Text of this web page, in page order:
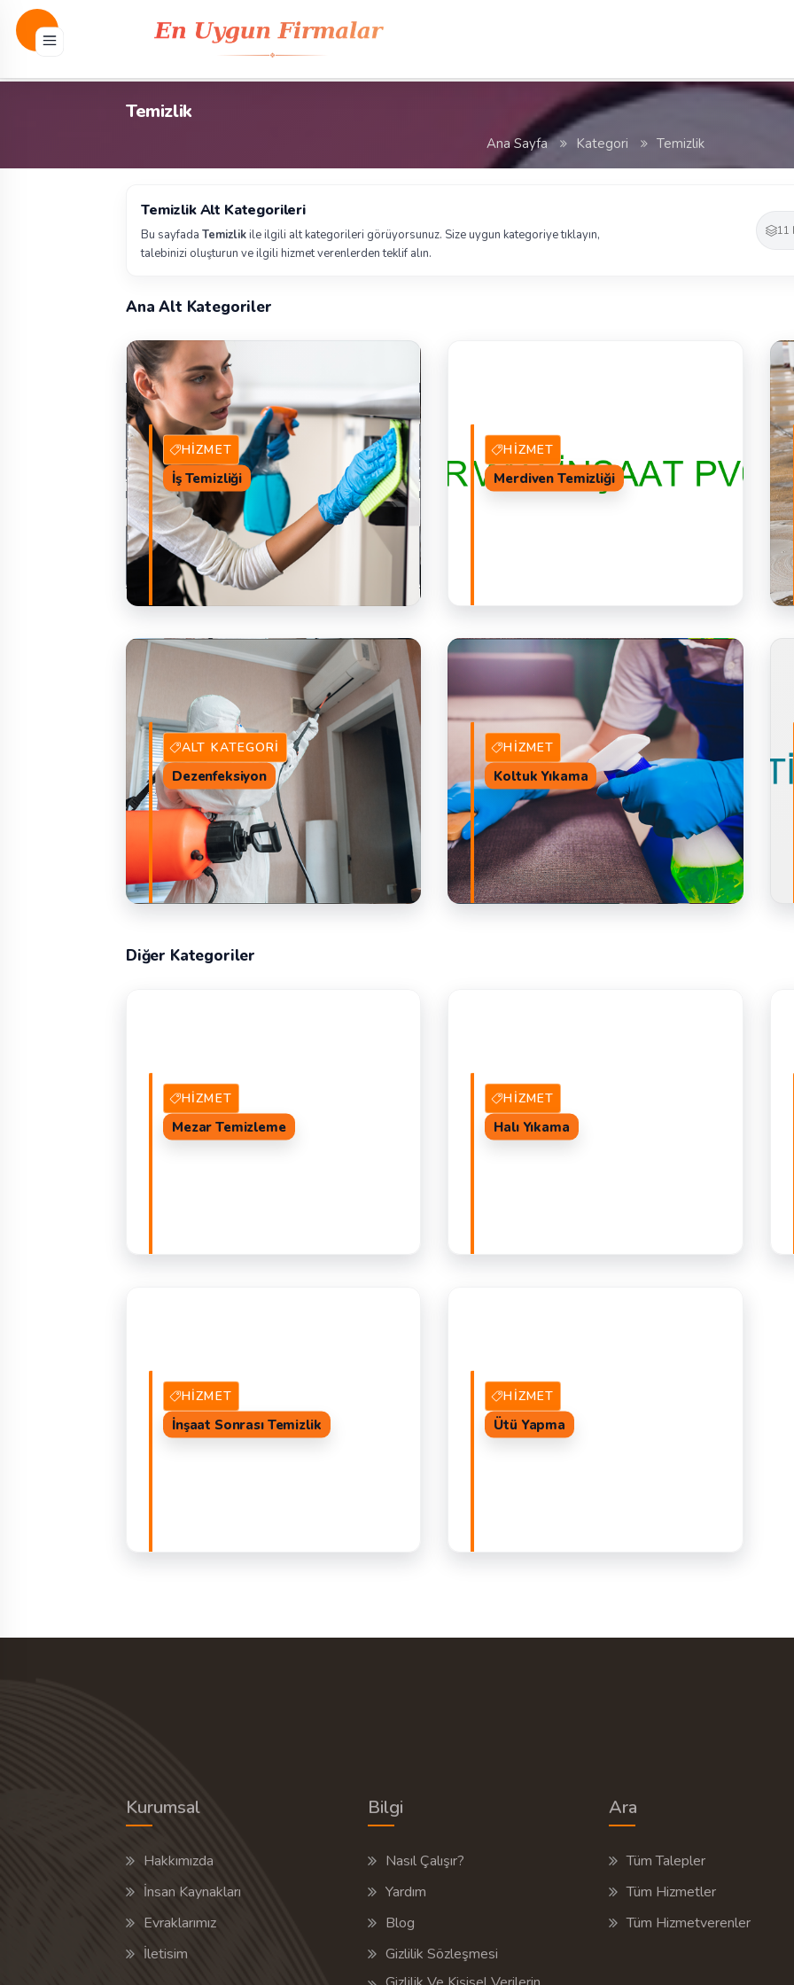
Temizlik
Ana Sayfa Kategori Temizlik
Temizlik Alt Kategorileri
Bu sayfada Temizlikile ilgili alt kategorileri görüyorsunuz. Size uygun kategoriye tıklayın,
talebinizi oluşturun ve ilgili hizmet verenlerden teklif alın.
11
Ana Alt Kategoriler
HIZMET
İş Temizliği
67 Hizmet Veren TEKLIF AL
HIZMET
Merdiven Temizliği
51 Hizmet Veren TEKLIF AL
ALT KATEGORI
Dezenfeksiyon
2 Alt Kategori
HIZMET
Koltuk Yıkama
Diğer Kategoriler
HIZMET
Mezar Temizleme
HIZMET
Halı Yıkama
HIZMET
İnşaat Sonrası Temizlik
İ
HIZMET
Ütü Yapma
Ü
Kurumsal
Hakkımızda
İnsan Kaynakları
Evraklarımız
İletisim
Bilgi
Nasıl Çalışır?
Yardım
Blog
Gizlilik Sözleşmesi
Ara
Tüm Talepler
Tüm Hizmetler
Tüm Hizmetverenler